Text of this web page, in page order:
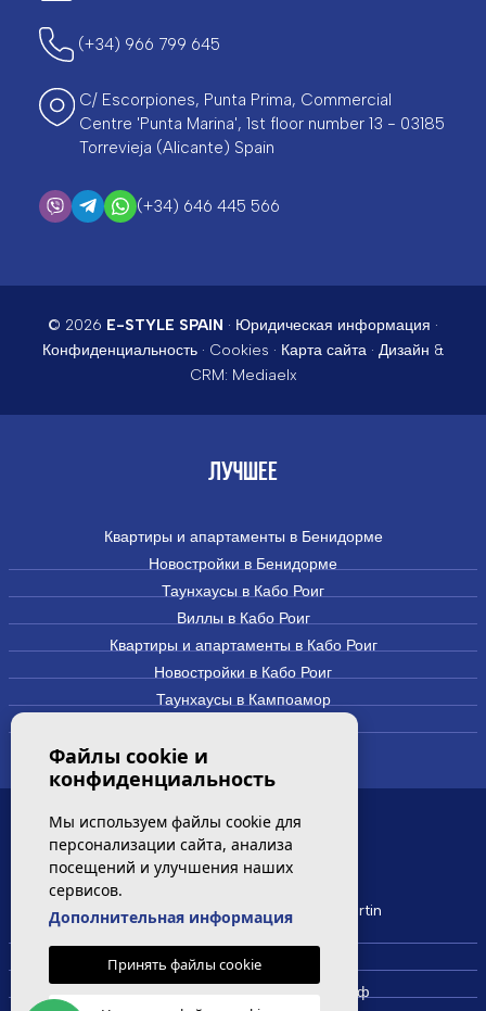
(+34) 966 799 645
C/ Escorpiones, Punta Prima, Commercial
Centre 'Punta Marina', 1st floor number 13 - 03185
Torrevieja (Alicante) Spain
(+34) 646 445 566
© 2026 E-STYLE SPAIN · Юридическая информация ·
Конфиденциальность· Cookies · Карта сайта· Дизайн &
CRM: Mediaelx
ЛУЧШЕЕ
Квартиры и апартаменты в Бенидорме
Новостройки в Бенидорме
Таунхаусы в Кабо Роиг
Виллы в Кабо Роиг
Квартиры и апартаменты в Кабо Роиг
Новостройки в Кабо Роиг
Таунхаусы в Кампоамор
САМЫЕ ПОСЕЩАЕМЫЕ
Новая квартира на продажу Villamartin
Недвижимость в Кабо Роиг
Недвижимость в Кампоамор Гольф
Файлы cookie и
конфиденциальность
Мы используем файлы cookie для
персонализации сайта, анализа
посещений и улучшения наших
сервисов.
Дополнительная информация
Принять файлы cookie